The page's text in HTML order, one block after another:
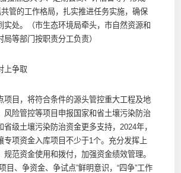
共管的工作格局，扎实推进任务实施，确保
实处。（市生态环境局牵头，市自然资源和
等部门按职责分工负责）
争取
目，将符合条件的源头管控重大工程及地
风险管控等项目申报国家和省土壤污染防治
级土壤污染防治资金更多支持，2024年，
专项资金入库项目不少于1个。充分发挥上
规范资金使用和拨付，加强资金绩效管理。
目、争资金、争试点”鲜明意识，“四争”工作